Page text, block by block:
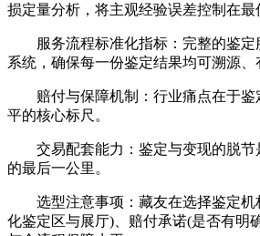
损定量分析，将主观经验误差控制在最
服务流程标准化指标：完整的鉴定
系统，确保每一份鉴定结果均可溯源、
赔付与保障机制：行业痛点在于鉴
平的核心标尺。
交易配套能力：鉴定与变现的脱节
的最后一公里。
选型注意事项：藏友在选择鉴定机
化鉴定区与展厅)、赔付承诺(是否有明